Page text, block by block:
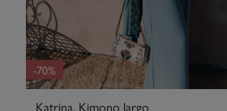
-70%
Katrina. Kimono largo